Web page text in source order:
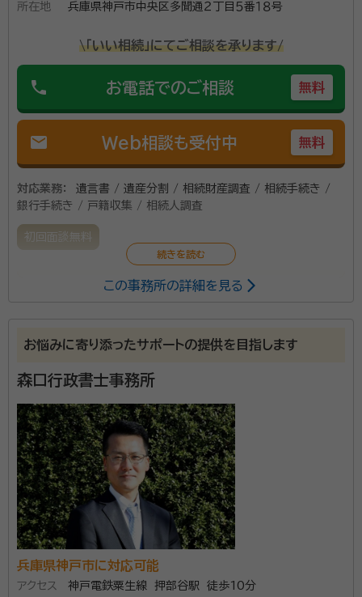
めたくて揉める人など誰もいません。大事なご家族の絆
所在地
兵庫県神戸市中央区多聞通２丁目５番１８号
\「いい相続」にてご相談を承ります/
phone お電話でのご相談 無料
mail Web相談も受付中 無料
対応業務：
遺言書 / 遺産分割 / 相続財産調査 / 相続手続き /
銀行手続き / 戸籍収集 / 相続人調査
初回面談無料
はじめまして、神戸西田行政書士事務所の西田義弘と申
それぞれの手続き・必要書類・実費など、相続（その周辺
の問題）に関して回答できる範囲でご相談にお答え差し
で、他の士業・業種ともつながりがあり、ご安心いただけ
ると思います。 よろしくお願い申し上げます。
この事務所の詳細を見る
お悩みに寄り添ったサポートの提供を目指します
森口行政書士事務所
兵庫県神戸市に対応可能
アクセス
神戸電鉄粟生線 押部谷駅 徒歩10分